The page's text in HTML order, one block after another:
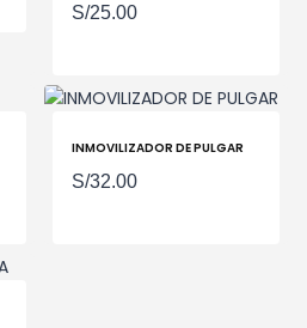
S/25.00
INMOVILIZADOR DE PULGAR
S/32.00